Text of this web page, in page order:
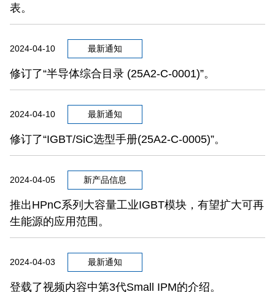
表。
2024-04-10 最新通知
修订了“半导体综合目录 (25A2-C-0001)”。
2024-04-10 最新通知
修订了“IGBT/SiC选型手册(25A2-C-0005)”。
2024-04-05 新产品信息
推出HPnC系列大容量工业IGBT模块，有望扩大可再
生能源的应用范围。
2024-04-03 最新通知
登载了视频内容中第3代Small IPM的介绍。